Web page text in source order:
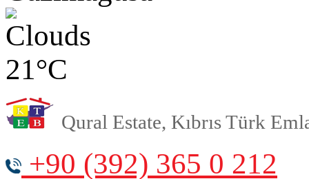
21°C
Qural Estate, Kıbrıs Türk
+90 (392) 365 0 212